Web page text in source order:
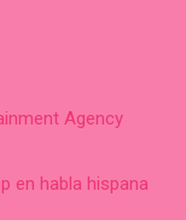
Agency
en habla hispana